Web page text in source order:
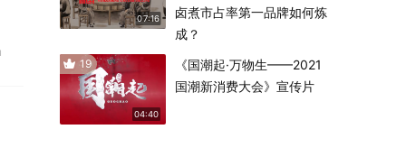
07:16
卤煮市占率第一品牌如何炼
成？
19
04:40
《国潮起·万物生——2021
国潮新消费大会》宣传片